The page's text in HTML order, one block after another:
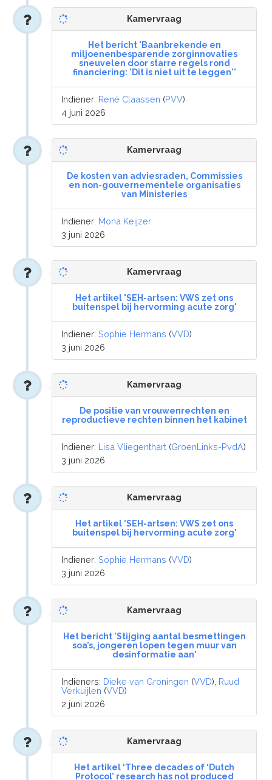
Kamervraag
Het bericht 'Baanbrekende en
miljoenenbesparende zorginnovaties
sneuvelen door starre regels rond
financiering: 'Dit is niet uit te leggen''
Indiener: René Claassen (PVV)
4 juni 2026
Kamervraag
De kosten van adviesraden, Commissies
en non-gouvernementele organisaties
van Ministeries
Indiener: Mona Keijzer
3 juni 2026
Kamervraag
Het artikel 'SEH-artsen: VWS zet ons
buitenspel bij hervorming acute zorg'
Indiener:Sophie Hermans (VVD)
3 juni 2026
Kamervraag
De positie van vrouwenrechten en
reproductieve rechten binnen het kabinet
Indiener: Lisa Vliegenthart (GroenLinks-PvdA)
3 juni 2026
Kamervraag
Het artikel 'SEH-artsen: VWS zet ons
buitenspel bij hervorming acute zorg'
Indiener:Sophie Hermans (VVD)
3 juni 2026
Kamervraag
Het bericht 'Stijging aantal besmettingen
soa’s, jongeren lopen tegen muur van
desinformatie aan'
Indieners: Dieke van Groningen (VVD), Ruud
Verkuijlen (VVD)
2 juni 2026
Kamervraag
Het artikel ‘Three decades of ‘Dutch
Protocol’ research has not produced